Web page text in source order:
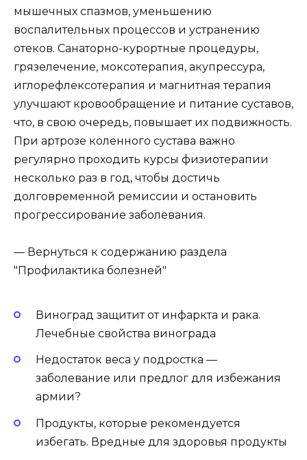
мышечных спазмов, уменьшению
воспалительных процессов и устранению
отеков. Санаторно-курортные процедуры,
грязелечение, моксотерапия, акупрессура,
иглорефлексотерапия и магнитная терапия
улучшают кровообращение и питание суставов,
что, в свою очередь, повышает их подвижность.
При артрозе коленного сустава важно
регулярно проходить курсы физиотерапии
несколько раз в год, чтобы достичь
долговременной ремиссии и остановить
прогрессирование заболевания.
— Вернуться к содержанию раздела
"Профилактика болезней"
Виноград защитит от инфаркта и рака.
Лечебные свойства винограда
Недостаток веса у подростка —
заболевание или предлог для избежания
армии?
Продукты, которые рекомендуется
избегать. Вредные для здоровья продукты